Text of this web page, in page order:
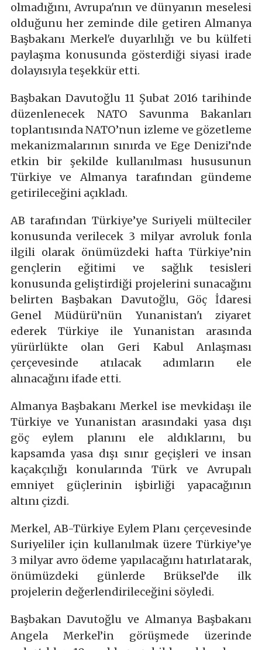
olmadığını, Avrupa'nın ve dünyanın meselesi
olduğunu her zeminde dile getiren Almanya
Başbakanı Merkel'e duyarlılığı ve bu külfeti
paylaşma konusunda gösterdiği siyasi irade
dolayısıyla teşekkür etti.
Başbakan Davutoğlu 11 Şubat 2016 tarihinde
düzenlenecek NATO Savunma Bakanları
toplantısında NATO’nun izleme ve gözetleme
mekanizmalarının sınırda ve Ege Denizi’nde
etkin bir şekilde kullanılması hususunun
Türkiye ve Almanya tarafından gündeme
getirileceğini açıkladı.
AB tarafından Türkiye’ye Suriyeli mülteciler
konusunda verilecek 3 milyar avroluk fonla
ilgili olarak önümüzdeki hafta Türkiye’nin
gençlerin eğitimi ve sağlık tesisleri
konusunda geliştirdiği projelerini sunacağını
belirten Başbakan Davutoğlu, Göç İdaresi
Genel Müdürü’nün Yunanistan'ı ziyaret
ederek Türkiye ile Yunanistan arasında
yürürlükte olan Geri Kabul Anlaşması
çerçevesinde atılacak adımların ele
alınacağını ifade etti.
Almanya Başbakanı Merkel ise mevkidaşı ile
Türkiye ve Yunanistan arasındaki yasa dışı
göç eylem planını ele aldıklarını, bu
kapsamda yasa dışı sınır geçişleri ve insan
kaçakçılığı konularında Türk ve Avrupalı
emniyet güçlerinin işbirliği yapacağının
altını çizdi.
Merkel, AB-Türkiye Eylem Planı çerçevesinde
Suriyeliler için kullanılmak üzere Türkiye’ye
3 milyar avro ödeme yapılacağını hatırlatarak,
önümüzdeki günlerde Brüksel’de ilk
projelerin değerlendirileceğini söyledi.
Başbakan Davutoğlu ve Almanya Başbakanı
Angela Merkel’in görüşmede üzerinde